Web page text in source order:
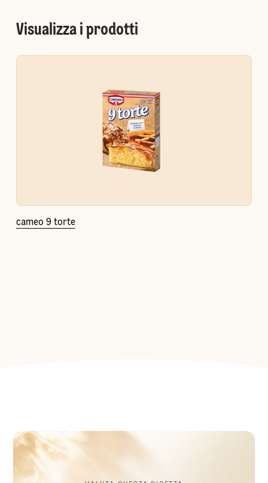
Visualizza i prodotti
cameo 9 torte